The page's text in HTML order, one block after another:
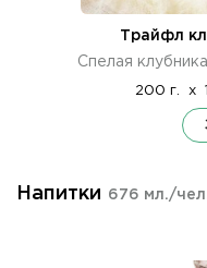
Трайфл
Спелая
200 г. x
Напитки 676 мл./